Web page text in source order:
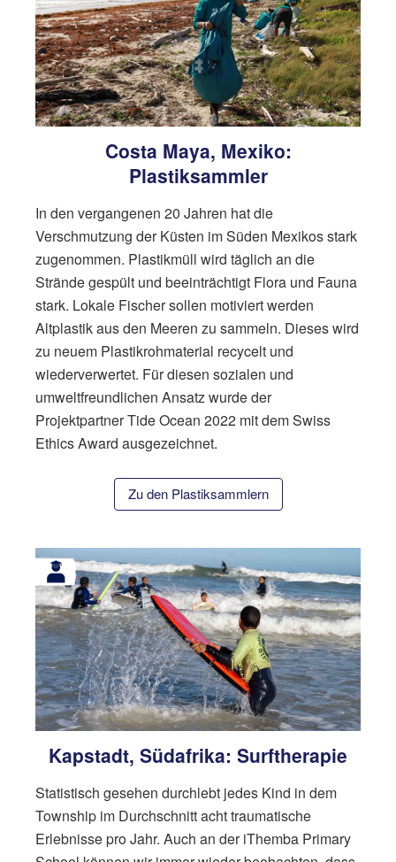
Costa Maya, Mexiko:
Plastiksammler
In den vergangenen 20 Jahren hat die
Verschmutzung der Küsten im Süden Mexikos stark
zugenommen. Plastikmüll wird täglich an die
Strände gespült und beeinträchtigt Flora und Fauna
stark. Lokale Fischer sollen motiviert werden
Altplastik aus den Meeren zu sammeln. Dieses wird
zu neuem Plastikrohmaterial recycelt und
wiederverwertet. Für diesen sozialen und
umweltfreundlichen Ansatz wurde der
Projektpartner Tide Ocean 2022 mit dem Swiss
Ethics Award ausgezeichnet.
Zu den Plastiksammlern
Kapstadt, Südafrika: Surftherapie
Statistisch gesehen durchlebt jedes Kind in dem
Township im Durchschnitt acht traumatische
Erlebnisse pro Jahr. Auch an der iThemba Primary